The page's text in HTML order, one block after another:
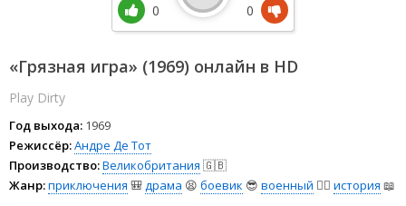
«Грязная игра» (1969) онлайн в HD
Play Dirty
Год выхода: 1969
Режиссёр:Андре Де Тот
Производство:Великобритания 🇬🇧
Жанр:приключения 🎒драма 😫 боевик 😎 военный 👨‍✈️ история 📖
0 0